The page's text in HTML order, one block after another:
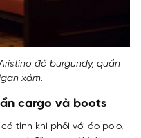
đỏ burgundy, quần
xám.
cargo và boots
tính khi phối với áo polo,